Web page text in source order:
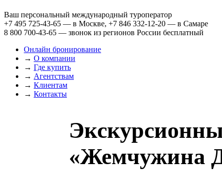
Ваш персональный международный туроператор
+7 495 725-43-65 — в Москве, +7 846 332-12-20 — в Самаре
8 800 700-43-65 — звонок из регионов России бесплатный
Онлайн бронирование
→ О компании
→ Где купить
→ Агентствам
→ Клиентам
→ Контакты
«Жемчужина